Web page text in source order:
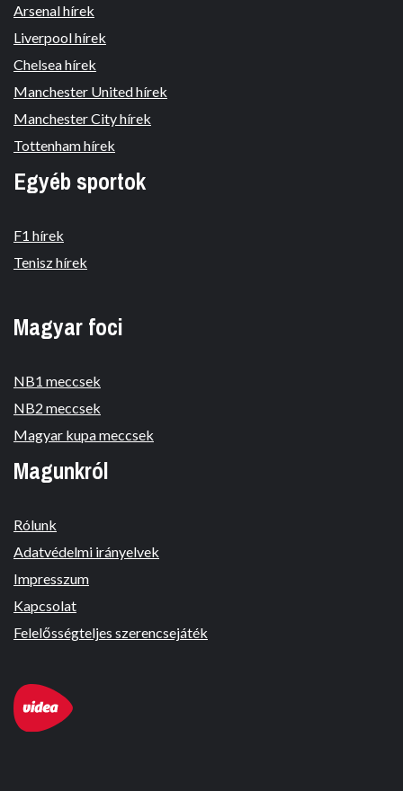
Arsenal hírek
Liverpool hírek
Chelsea hírek
Manchester United hírek
Manchester City hírek
Tottenham hírek
Egyéb sportok
F1 hírek
Tenisz hírek
Magyar foci
NB1 meccsek
NB2 meccsek
Magyar kupa meccsek
Magunkról
Rólunk
Adatvédelmi irányelvek
Impresszum
Kapcsolat
Felelősségteljes szerencsejáték